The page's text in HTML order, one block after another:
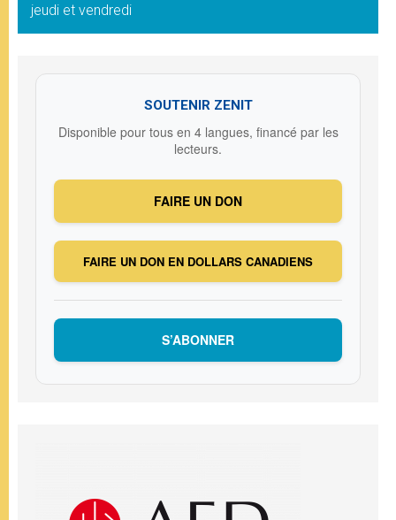
jeudi et vendredi
SOUTENIR ZENIT
Disponible pour tous en 4 langues, financé par les
lecteurs.
FAIRE UN DON
FAIRE UN DON EN DOLLARS CANADIENS
S’ABONNER